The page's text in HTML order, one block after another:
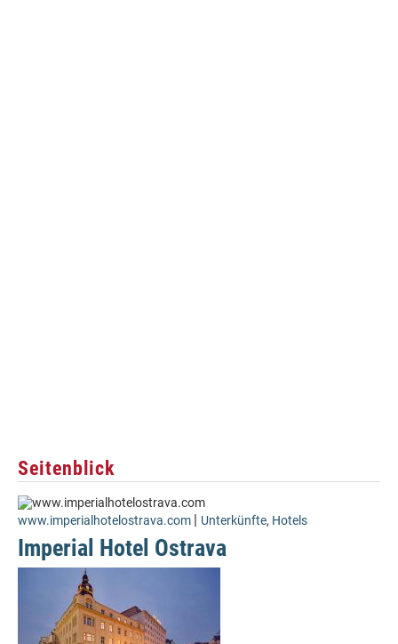
Seitenblick
www.imperialhotelostrava.com | Unterkünfte, Hotels
Imperial Hotel Ostrava